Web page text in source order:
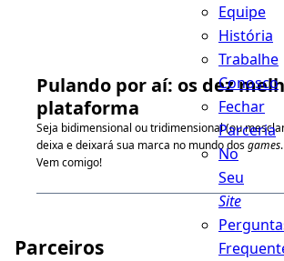
Equipe
História
Trabalhe
Conosco
Fechar
Parceria
No
Seu
Site
Pulando por aí: os dez
plataforma
Seja bidimensional ou tridimensional (ou
deixa e deixará sua marca no mundo dosgames
Vem comigo!
Parceiros